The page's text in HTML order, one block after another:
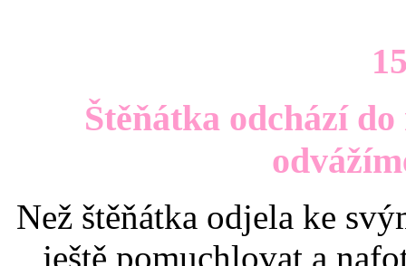
Štěňátka odchází
Než štěňátka odjela ke
ještě pomuchlovat a